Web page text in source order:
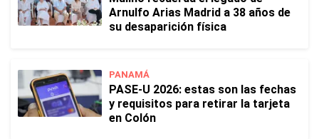
Arnulfo Arias Madrid a 38 años de
su desaparición física
PANAMÁ
PASE-U 2026: estas son las fechas
y requisitos para retirar la tarjeta
en Colón